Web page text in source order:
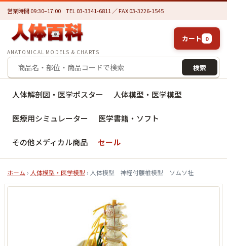
営業時間 09:30–17:00 TEL 03-3341-6811 ／ FAX 03-3226-1545
ANATOMICAL MODELS & CHARTS
検索
カート 0
人体解剖図・医学ポスター 人体模型・医学模型
医療用シミュレーター 医学書籍・ソフト
その他メディカル商品 セール
ホーム › 人体模型・医学模型 › 人体模型 神経付腰椎模型 ソムソ社